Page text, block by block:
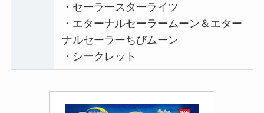
・セーラースターライツ
・エターナルセーラームーン＆エター
ナルセーラーちびムーン
・シークレット